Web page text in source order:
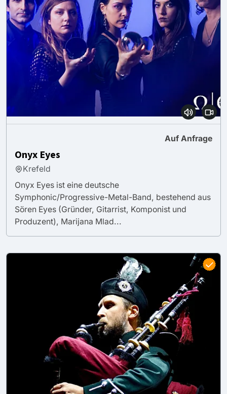
Auf Anfrage
Onyx Eyes
Krefeld
Onyx Eyes ist eine deutsche
Symphonic/Progressive-Metal-Band, bestehend aus
Sören Eyes (Gründer, Gitarrist, Komponist und
Produzent), Marijana Mlad...